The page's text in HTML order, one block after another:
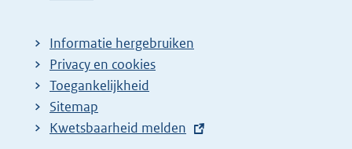
Informatie hergebruiken
Privacy en cookies
Toegankelijkheid
Sitemap
E
Kwetsbaarheid melden